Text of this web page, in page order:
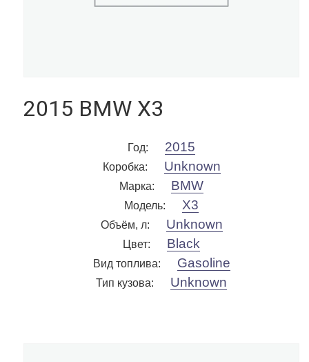
2015 BMW X3
Год: 2015
Коробка: Unknown
Марка: BMW
Модель: X3
Объём, л: Unknown
Цвет: Black
Вид топлива: Gasoline
Тип кузова: Unknown